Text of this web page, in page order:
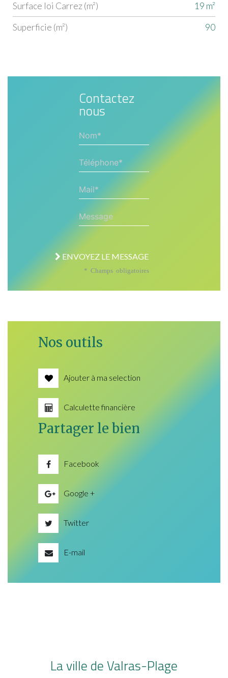
Surface loi Carrez (m²)
19 m²
Superficie (m²)
90
Contactez
nous
Nom*
Téléphone*
Mail*
Message
ENVOYEZ LE MESSAGE
* Champs obligatoires
Nos outils
Ajouter à ma selection
Calculette financière
Partager le bien
Facebook
Google +
Twitter
E-mail
La ville de Valras-Plage